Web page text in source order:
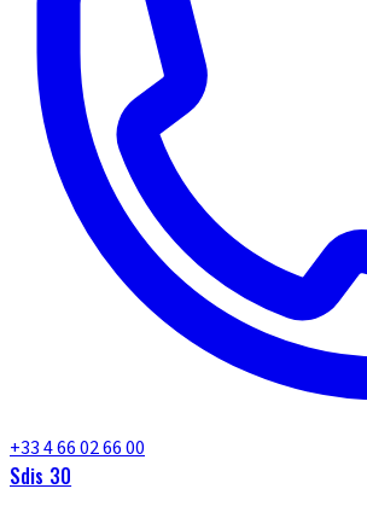
+33 4 66 02 66 00
Sdis 30